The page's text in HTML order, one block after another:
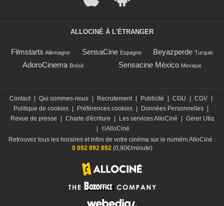
ALLOCINÉ À L'ÉTRANGER
Filmstarts Allemagne SensaCine Espagne Beyazperde Turquie
AdoroCinema Brésil Sensacine México Mexique
Contact Qui sommes-nous Recrutement Publicité CGU CGV
Politique de cookies
Préférences cookies Données Personnelles
Revue de presse
Charte d'écriture Les services AlloCiné
Gérer Utiq
©AlloCiné
Retrouvez tous les horaires et infos de votre cinéma sur le numéro AlloCiné :
0 892 892 892(0,90€/minute)